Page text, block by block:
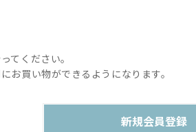
てください。
お買い物ができるようになります。